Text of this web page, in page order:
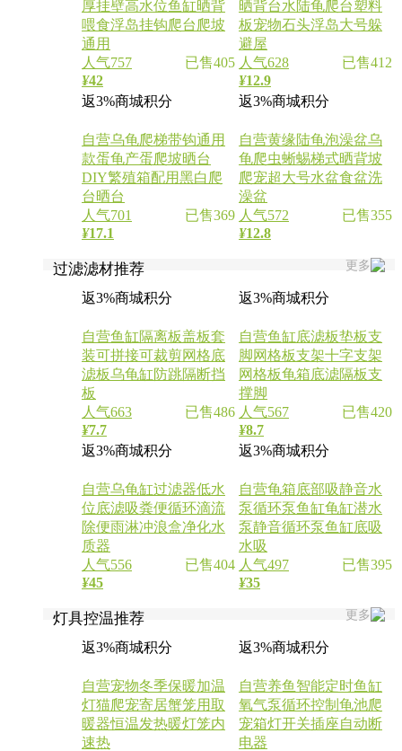
厚挂壁高水位鱼缸晒背
喂食浮岛挂钩爬台爬坡
通用
已售405
人气757
¥42
晒背台水陆龟爬台塑料
板宠物石头浮岛大号躲
避屋
已售412
人气628
¥12.9
返3%商城积分
返3%商城积分
自营乌龟爬梯带钩通用
款蛋龟产蛋爬坡晒台
DIY繁殖箱配用黑白爬
台晒台
已售369
人气701
¥17.1
自营黄缘陆龟泡澡盆乌
龟爬虫蜥蜴梯式晒背坡
爬宠超大号水盆食盆洗
澡盆
已售355
人气572
¥12.8
更多
过滤滤材推荐
返3%商城积分 返3%商城积分
自营鱼缸隔离板盖板套
装可拼接可裁剪网格底
滤板乌龟缸防跳隔断挡
板
已售486
人气663
¥7.7
自营鱼缸底滤板垫板支
脚网格板支架十字支架
网格板龟箱底滤隔板支
撑脚
已售420
人气567
¥8.7
返3%商城积分
返3%商城积分
自营乌龟缸过滤器低水
位底滤吸粪便循环滴流
除便雨淋冲浪盒净化水
质器
已售404
人气556
¥45
自营龟箱底部吸静音水
泵循环泵鱼缸龟缸潜水
泵静音循环泵鱼缸底吸
水吸
已售395
人气497
¥35
更多
灯具控温推荐
返3%商城积分 返3%商城积分
自营宠物冬季保暖加温
灯猫爬宠寄居蟹笼用取
暖器恒温发热暖灯笼内
速热
自营养鱼智能定时鱼缸
氧气泵循环控制龟池爬
宠箱灯开关插座自动断
电器